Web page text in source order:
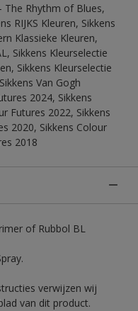
The Rhythm of Blues,
RIJKS Kleuren, Sikkens
Klassieke Kleuren,
Sikkens Kleurselectie
Sikkens Kleurselectie
Van Gogh
2024, Sikkens
Futures 2022, Sikkens
2020, Sikkens Colour
2018
of Rubbol BL
verwijzen wij
van dit product.